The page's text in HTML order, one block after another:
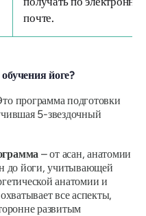
почте.
йоге?
программа подготовки
5-звездочный
– от асан, анатомии
до йоги, учитывающей
анатомии и
все аспекты,
развитым